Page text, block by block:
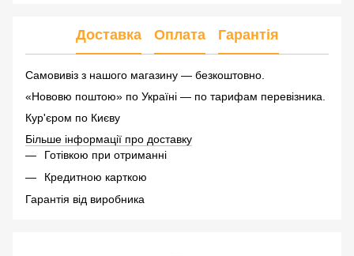
Доставка Оплата Гарантія
Самовивіз з нашого магазину — безкоштовно.
«Нововю поштою» по Україні — по тарифам перевізника.
Кур'єром по Києву
Більше інформації про доставку
Готівкою при отриманні
Кредитною карткою
Гарантія від виробника